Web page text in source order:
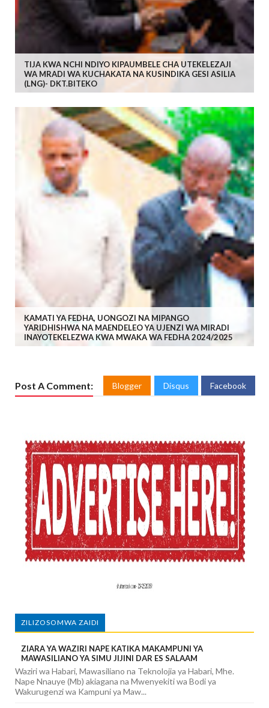
TIJA KWA NCHI NDIYO KIPAUMBELE CHA UTEKELEZAJI
WA MRADI WA KUCHAKATA NA KUSINDIKA GESI ASILIA
(LNG)- DKT.BITEKO
KAMATI YA FEDHA, UONGOZI NA MIPANGO
YARIDHISHWA NA MAENDELEO YA UJENZI WA MIRADI
INAYOTEKELEZWA KWA MWAKA WA FEDHA 2024/2025
Post A Comment: Blogger Disqus Facebook
ZILIZOSOMWA ZAIDI
ZIARA YA WAZIRI NAPE KATIKA MAKAMPUNI YA
MAWASILIANO YA SIMU JIJINI DAR ES SALAAM
Waziri wa Habari, Mawasiliano na Teknolojia ya Habari, Mhe.
Nape Nnauye (Mb) akiagana na Mwenyekiti wa Bodi ya
Wakurugenzi wa Kampuni ya Maw...